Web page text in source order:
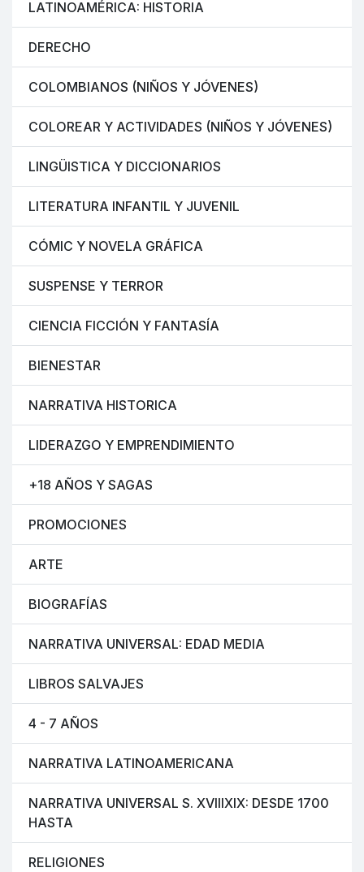
LATINOAMÉRICA: HISTORIA
DERECHO
COLOMBIANOS (NIÑOS Y JÓVENES)
COLOREAR Y ACTIVIDADES (NIÑOS Y JÓVENES)
LINGÜISTICA Y DICCIONARIOS
LITERATURA INFANTIL Y JUVENIL
CÓMIC Y NOVELA GRÁFICA
SUSPENSE Y TERROR
CIENCIA FICCIÓN Y FANTASÍA
BIENESTAR
NARRATIVA HISTORICA
LIDERAZGO Y EMPRENDIMIENTO
+18 AÑOS Y SAGAS
PROMOCIONES
ARTE
BIOGRAFÍAS
NARRATIVA UNIVERSAL: EDAD MEDIA
LIBROS SALVAJES
4 - 7 AÑOS
NARRATIVA LATINOAMERICANA
NARRATIVA UNIVERSAL S. XVIIIXIX: DESDE 1700
HASTA
RELIGIONES